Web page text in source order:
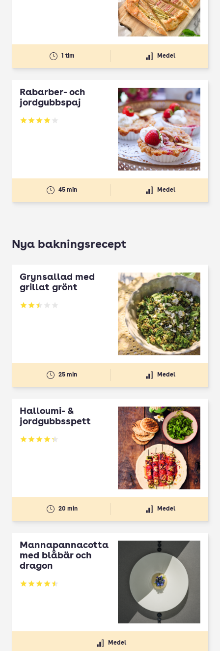
1 tim Medel
Rabarber- och
jordgubbspaj
Betyg: 3.85 av 5
45 min Medel
Nya bakningsrecept
Grynsallad med
grillat grönt
Betyg: 2.5 av 5
25 min Medel
Halloumi- &
jordgubbsspett
Betyg: 4.3 av 5
20 min Medel
Mannapannacotta
med blåbär och
dragon
Betyg: 4.5 av 5
Medel